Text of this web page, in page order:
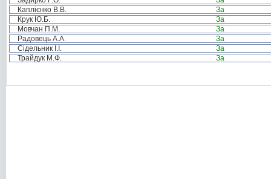
Каплієнко В.В.
За
Крук Ю.Б.
За
Мовчан П.М.
За
Радовець А.А.
За
Сідельник І.І.
За
Трайдук М.Ф.
За